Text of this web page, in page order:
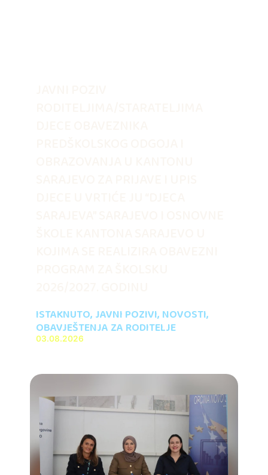
ISTAKNUTO, JAVNI POZIVI, NOVOSTI,
OBAVJEŠTENJA ZA RODITELJE
03.08.2026